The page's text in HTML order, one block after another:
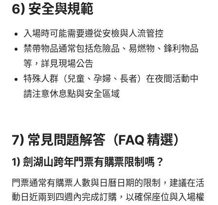
6) 安全與規範
入場時可能需要遵從安檢與人流管控
禁帶物品通常包括危險品、易燃物、鋒利物品
等，詳見現場公告
特殊人群（兒童、孕婦、長者）在夜間活動中
請注意休息點與安全區域
7) 常見問題解答（FAQ 精選）
1) 劍湖山跨年門票有購票限制嗎？
門票通常有購票人數與日曆日期的限制，建議在活
動日近兩到四週內完成訂購，以確保座位與入場權